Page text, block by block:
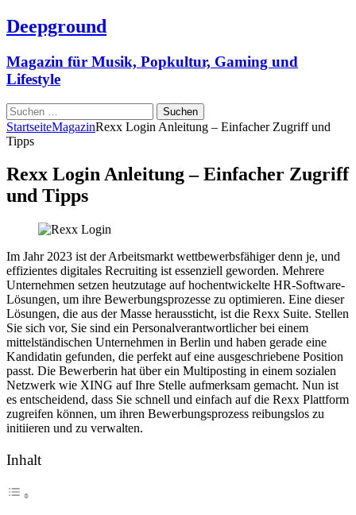
Deepground
Magazin für Musik, Popkultur, Gaming und
Lifestyle
Suchen
nach:
StartseiteMagazinRexx Login Anleitung – Einfacher Zugriff und
Tipps
Rexx Login Anleitung – Einfacher Zugriff
und Tipps
Im Jahr 2023 ist der Arbeitsmarkt wettbewerbsfähiger denn je, und
effizientes digitales Recruiting ist essenziell geworden. Mehrere
Unternehmen setzen heutzutage auf hochentwickelte HR-Software-
Lösungen, um ihre Bewerbungsprozesse zu optimieren. Eine dieser
Lösungen, die aus der Masse heraussticht, ist die Rexx Suite. Stellen
Sie sich vor, Sie sind ein Personalverantwortlicher bei einem
mittelständischen Unternehmen in Berlin und haben gerade eine
Kandidatin gefunden, die perfekt auf eine ausgeschriebene Position
passt. Die Bewerberin hat über ein Multiposting in einem sozialen
Netzwerk wie XING auf Ihre Stelle aufmerksam gemacht. Nun ist
es entscheidend, dass Sie schnell und einfach auf die Rexx Plattform
zugreifen können, um ihren Bewerbungsprozess reibungslos zu
initiieren und zu verwalten.
Inhalt